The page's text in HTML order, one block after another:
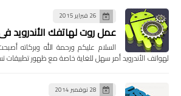
26 فبراير 2015
عمل روت لهاتفك الأندرويد
السلام عليكم ورحمة الله وبركاته
لهواتف الأندرويد أمر سهل للغاية خاصة مع ظهور
28 نوفمبر 2014